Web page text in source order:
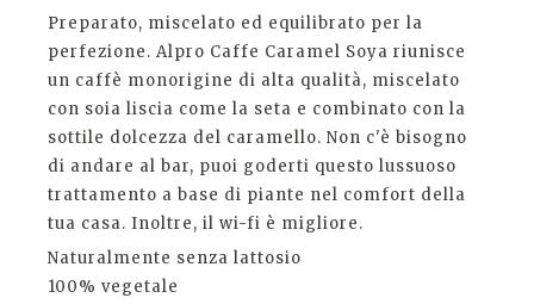
Preparato, miscelato ed equilibrato per la
perfezione. Alpro Caffe Caramel Soya riunisce
un caffè monorigine di alta qualità, miscelato
con soia liscia come la seta e combinato con la
sottile dolcezza del caramello. Non c'è bisogno
di andare al bar, puoi goderti questo lussuoso
trattamento a base di piante nel comfort della
tua casa. Inoltre, il wi-fi è migliore.
Naturalmente senza lattosio
100% vegetale